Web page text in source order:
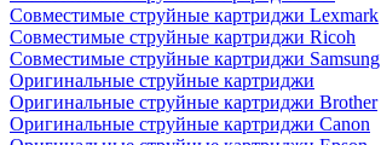
Совместимые струйные картриджи Lexmark
Совместимые струйные картриджи Ricoh
Совместимые струйные картриджи Samsung
Оригинальные струйные картриджи
Оригинальные струйные картриджи Brother
Оригинальные струйные картриджи Canon